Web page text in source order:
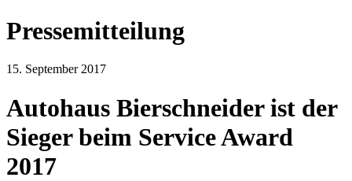
Pressemitteilung
15. September 2017
Autohaus Bierschneider ist der
Sieger beim Service Award
2017